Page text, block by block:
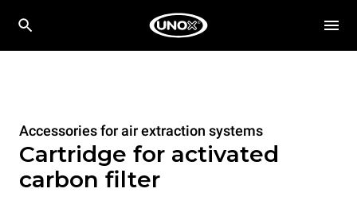
Accessories for air extraction systems
Cartridge for activated
carbon filter